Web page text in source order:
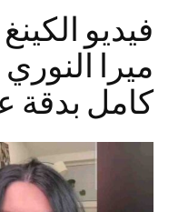
فيديو
كامل بدقة